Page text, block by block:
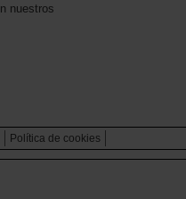
nuestros
Política de cookies